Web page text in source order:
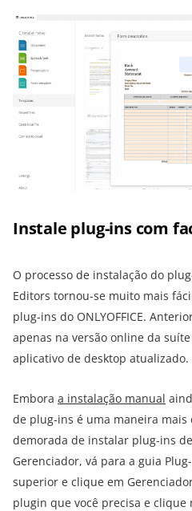
Instale plug-ins com
O processo de instalação do
Editors tornou-se muito mais
plug-ins do ONLYOFFICE.
apenas na versão online da
aplicativo de desktop atualizado.
Embora a instalação manual
de plug-ins é uma maneira mais
demorada de instalar plug-ins
Gerenciador, vá para a guia
superior e clique em
plugin que você precisa e clique